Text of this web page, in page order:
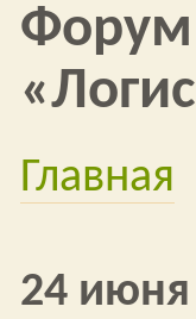
грузоперевозки
#автоматизация
Форум
Вы здесь
Главная
24 июня